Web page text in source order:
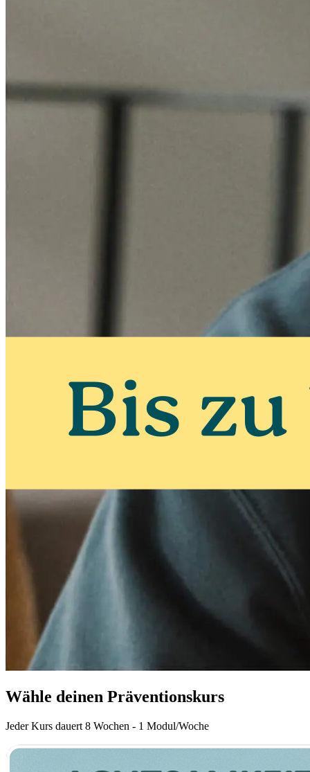
Wähle deinen Präventionskurs
Jeder Kurs dauert 8 Wochen - 1 Modul/Woche